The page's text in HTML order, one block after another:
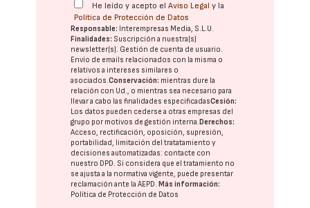
He leído y acepto elAviso Legal y la
Política de Protección de Datos
Responsable: Interempresas Media, S.L.U.
Finalidades: Suscripción a nuestra(s)
newsletter(s). Gestión de cuenta de usuario.
Envío de emails relacionados con la misma o
relativos a intereses similares o
asociados.Conservación: mientras dure la
relación con Ud., o mientras sea necesario para
llevar a cabo las finalidades especificadasCesión:
Los datos pueden cederse a otras empresas del
grupo por motivos de gestión interna. Derechos:
Acceso, rectificación, oposición, supresión,
portabilidad, limitación del tratatamiento y
decisiones automatizadas: contacte con
nuestro DPD. Si considera que el tratamiento no
se ajusta a la normativa vigente, puede presentar
reclamación ante laAEPD. Más información:
Política de Protección de Datos